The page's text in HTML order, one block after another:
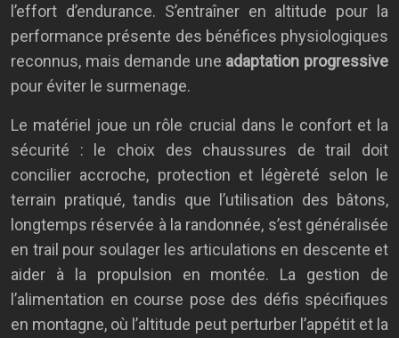
l’effort d’endurance. S’entraîner en altitude pour la
performance présente des bénéfices physiologiques
reconnus, mais demande une adaptation progressive
pour éviter le surmenage.
Le matériel joue un rôle crucial dans le confort et la
sécurité : le choix des chaussures de trail doit
concilier accroche, protection et légèreté selon le
terrain pratiqué, tandis que l’utilisation des bâtons,
longtemps réservée à la randonnée, s’est généralisée
en trail pour soulager les articulations en descente et
aider à la propulsion en montée. La gestion de
l’alimentation en course pose des défis spécifiques
en montagne, où l’altitude peut perturber l’appétit et la